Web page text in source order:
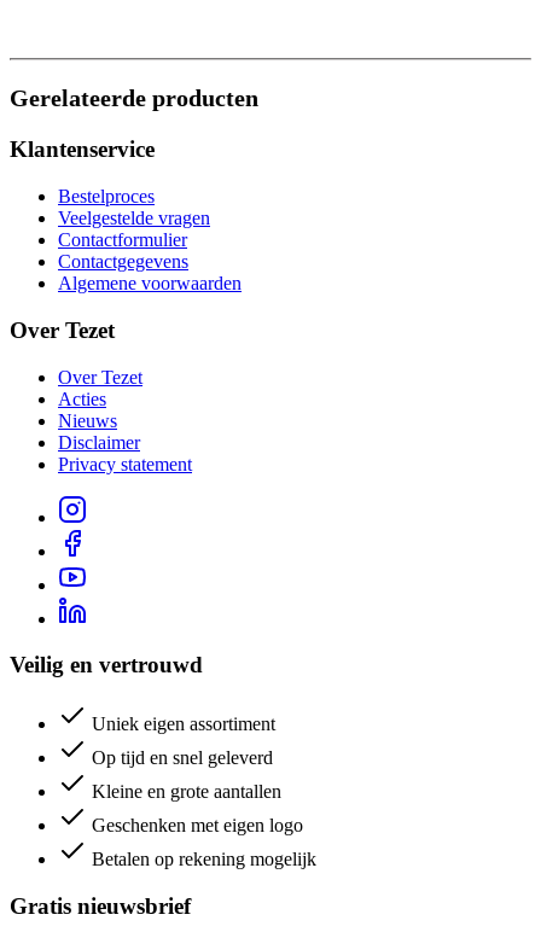
Gerelateerde producten
Klantenservice
Bestelproces
Veelgestelde vragen
Contactformulier
Contactgegevens
Algemene voorwaarden
Over Tezet
Over Tezet
Acties
Nieuws
Disclaimer
Privacy statement
Veilig en vertrouwd
Uniek eigen assortiment
Op tijd en snel geleverd
Kleine en grote aantallen
Geschenken met eigen logo
Betalen op rekening mogelijk
Gratis nieuwsbrief